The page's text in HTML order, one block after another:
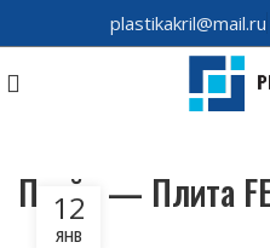
plastikakril@mail.ru
Прайс — Плита
12
ЯНВ